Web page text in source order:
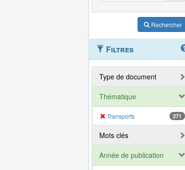
Rechercher
Filtres
Type de document
Thématique
Transports 271
Mots clés
Année de publication